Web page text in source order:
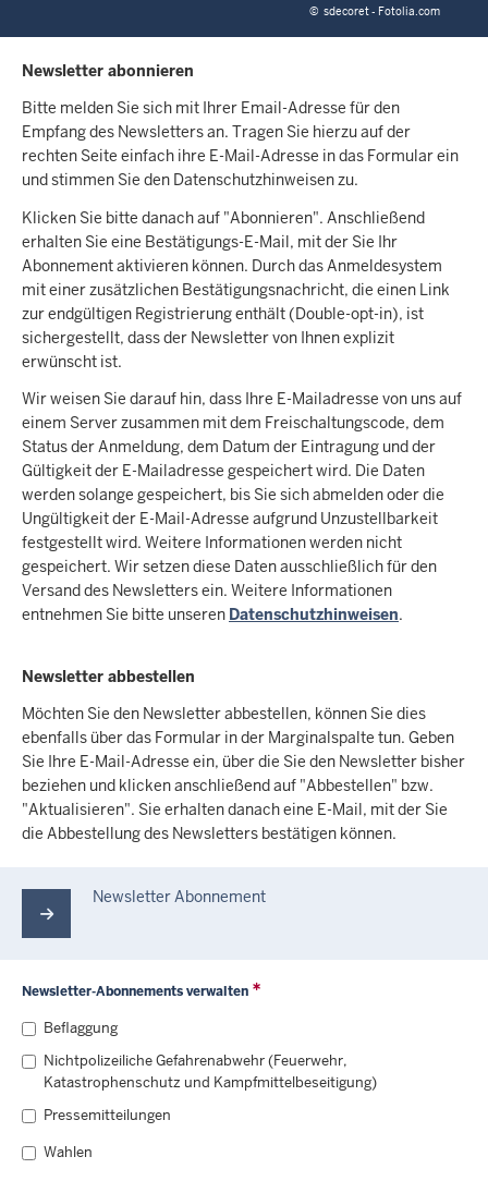
© sdecoret - Fotolia.com
Newsletter abonnieren
Bitte melden Sie sich mit Ihrer Email-Adresse für den
Empfang des Newsletters an. Tragen Sie hierzu auf der
rechten Seite einfach ihre E-Mail-Adresse in das Formular ein
und stimmen Sie den Datenschutzhinweisen zu.
Klicken Sie bitte danach auf "Abonnieren". Anschließend
erhalten Sie eine Bestätigungs-E-Mail, mit der Sie Ihr
Abonnement aktivieren können. Durch das Anmeldesystem
mit einer zusätzlichen Bestätigungsnachricht, die einen Link
zur endgültigen Registrierung enthält (Double-opt-in), ist
sichergestellt, dass der Newsletter von Ihnen explizit
erwünscht ist.
Wir weisen Sie darauf hin, dass Ihre E-Mailadresse von uns auf
einem Server zusammen mit dem Freischaltungscode, dem
Status der Anmeldung, dem Datum der Eintragung und der
Gültigkeit der E-Mailadresse gespeichert wird. Die Daten
werden solange gespeichert, bis Sie sich abmelden oder die
Ungültigkeit der E-Mail-Adresse aufgrund Unzustellbarkeit
festgestellt wird. Weitere Informationen werden nicht
gespeichert. Wir setzen diese Daten ausschließlich für den
Versand des Newsletters ein. Weitere Informationen
entnehmen Sie bitte unseren Datenschutzhinweisen.
Newsletter abbestellen
Möchten Sie den Newsletter abbestellen, können Sie dies
ebenfalls über das Formular in der Marginalspalte tun. Geben
Sie Ihre E-Mail-Adresse ein, über die Sie den Newsletter bisher
beziehen und klicken anschließend auf "Abbestellen" bzw.
"Aktualisieren". Sie erhalten danach eine E-Mail, mit der Sie
die Abbestellung des Newsletters bestätigen können.
Newsletter Abonnement
Newsletter-Abonnements verwalten
Beflaggung
Nichtpolizeiliche Gefahrenabwehr (Feuerwehr,
Katastrophenschutz und Kampfmittelbeseitigung)
Pressemitteilungen
Wahlen